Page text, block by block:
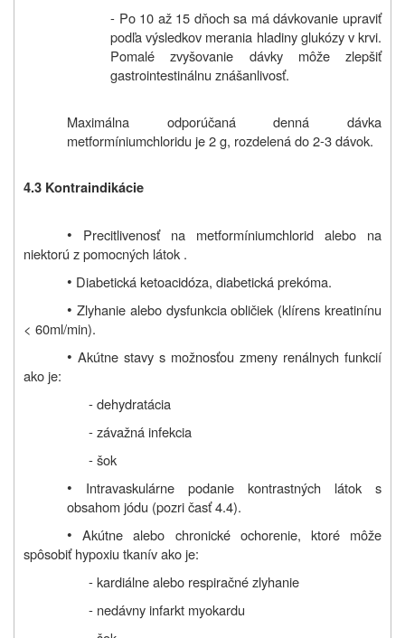
- Po 10 až 15 dňoch sa má dávkovanie upraviť
podľa výsledkov merania hladiny glukózy v krvi.
Pomalé zvyšovanie dávky môže zlepšiť
gastrointestinálnu znášanlivosť.
Maximálna odporúčaná denná dávka
metformíniumchloridu je 2 g, rozdelená do 2-3 dávok.
4.3 Kontraindikácie
• Precitlivenosť na metformíniumchlorid alebo
na
niektorú z pomocných látok .
• Diabetická ketoacidóza, diabetická prekóma.
• Zlyhanie alebo dysfunkcia obličiek (klírens kreatinínu
< 60ml/min).
• Akútne stavy s možnosťou zmeny renálnych funkcií
ako je:
- dehydratácia
- závažná infekcia
- šok
• Intravaskulárne podanie kontrastných látok s
obsahom jódu (pozri časť 4.4).
•Akútne alebo chronické ochorenie, ktoré môže
spôsobiť hypoxiu tkanív ako je:
- kardiálne alebo respiračné zlyhanie
- nedávny infarkt myokardu